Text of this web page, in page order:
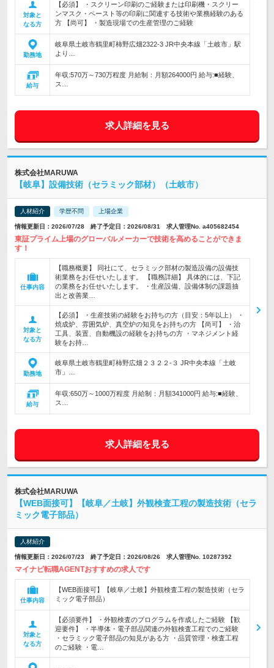
対象と
なる方
【必須】 ・スクリーン印刷のご経験または印刷機・スクリー
ンマスク・ペースト等の印刷に関連する技術や業務経験のある
方 【尚可】 ・製造現場での生産管理のご経験
勤務地
岐阜県土岐市鶴里町柿野広畑2322-3 JR中央本線「土岐市」駅
より…
給与
年収:570万～730万程度 月給制：月額264000円 給与:■経験、
ス…
求人詳細を見る
株式会社MARUWA
【岐阜】設備技術（セラミック部材）（土岐市）
人材紹介 学歴不問 上場企業
情報更新日：2026/07/28 終了予定日：2026/08/31 求人管理No. a405682454
東証プライム上場のグローバルメーカーで技術を高めることができま
す！
仕事内容
【職務概要】 同社にて、セラミック部材の製造設備の設備技
術業務をお任せいたします。 【職務詳細】 具体的には、下記
の業務をお任せいたします。 ・生産設備、設備体制の課題抽
出と改善業…
対象と
なる方
【必須】 ・生産技術の経験をお持ちの方（目安：5年以上） ・
焼成炉、雰囲気炉、真空炉の知見をお持ちの方 【尚可】 ・治
工具、装置、自動機設の経験をお持ちの方 ・マネジメント経
験をお持…
勤務地
岐阜県土岐市鶴里町柿野広畑２３２２-３ JR中央本線「土岐
市」…
給与
年収:650万～1000万程度 月給制：月額341000円 給与:■経験、
ス…
求人詳細を見る
株式会社MARUWA
【WEB面接可】【岐阜／土岐】外観検査工程の製造技術（セラ
ミック電子部品）
人材紹介
情報更新日：2026/07/23 終了予定日：2026/08/26 求人管理No. 10287392
マイナビ転職AGENTおすすめの求人です
仕事内容
【WEB面接可】【岐阜／土岐】外観検査工程の製造技術（セラ
ミック電子部品）
対象と
なる方
【必須要件】 ・外観検査のプログラムを作成したご経験 【歓
迎要件】 ・半導体・電子部品関連の外観検査工程でのご経験
・セラミック電子部品の知見がある方 ・品質管理・検査工程
のご経験 ・電…